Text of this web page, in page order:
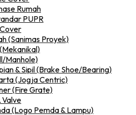
Rumah
PUPR
(Sanimas Proyek)
Manhole)
& Sipil (Brake Shoe/Bearing)
(Jogja Centric)
(Fire Grate)
Valve
(Logo Pemda & Lampu)